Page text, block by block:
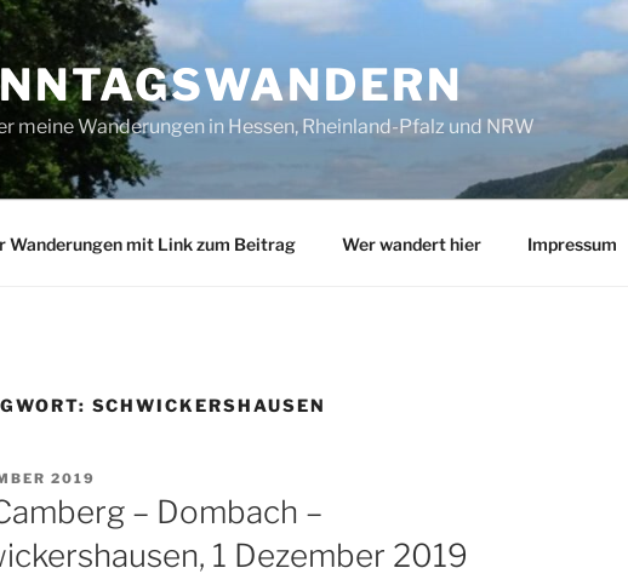
meine Wanderungen in Hessen, Rheinland-Pfalz und NRW
Wanderungen mit Link zum Beitrag Wer wandert hier Impressum
SCHWICKERSHAUSEN
2019
– Dombach –
1 Dezember 2019